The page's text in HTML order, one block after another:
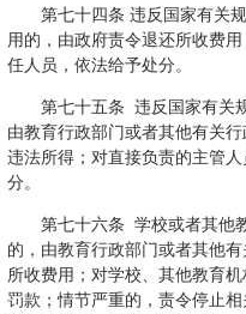
第七十四条 违反国家有关规
用的，由政府责令退还所收费
任人员，依法给予处分。
第七十五条 违反国家有关规
由教育行政部门或者其他有关
违法所得；对直接负责的主管
分。
第七十六条 学校或者其他教
的，由教育行政部门或者其他
所收费用；对学校、其他教育
罚款；情节严重的，责令停止